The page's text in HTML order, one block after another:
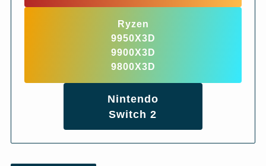
Ryzen
9950X3D
9900X3D
9800X3D
Nintendo
Switch 2